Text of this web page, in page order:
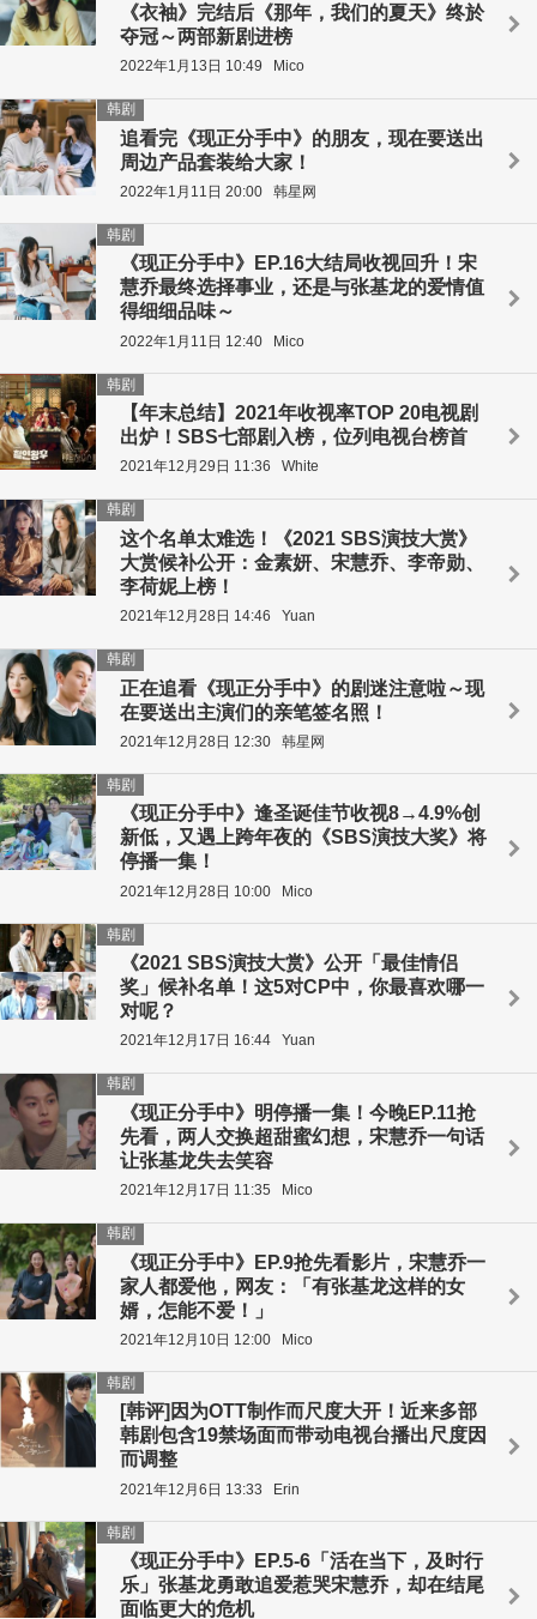
《衣袖》完结后《那年，我们的夏天》终於
夺冠～两部新剧进榜
2022年1月13日 10:49 Mico
追看完《现正分手中》的朋友，现在要送出
周边产品套装给大家！
韩剧
2022年1月11日 20:00 韩星网
《现正分手中》EP.16大结局收视回升！宋
慧乔最终选择事业，还是与张基龙的爱情值
得细细品味～
韩剧
2022年1月11日 12:40 Mico
【年末总结】2021年收视率TOP 20电视剧
出炉！SBS七部剧入榜，位列电视台榜首
韩剧
2021年12月29日 11:36 White
这个名单太难选！《2021 SBS演技大赏》
大赏候补公开：金素妍、宋慧乔、李帝勋、
李荷妮上榜！
韩剧
2021年12月28日 14:46 Yuan
正在追看《现正分手中》的剧迷注意啦～现
在要送出主演们的亲笔签名照！
韩剧
2021年12月28日 12:30 韩星网
《现正分手中》逢圣诞佳节收视8→4.9%创
新低，又遇上跨年夜的《SBS演技大奖》将
停播一集！
韩剧
2021年12月28日 10:00 Mico
《2021 SBS演技大赏》公开「最佳情侣
奖」候补名单！这5对CP中，你最喜欢哪一
对呢？
韩剧
2021年12月17日 16:44 Yuan
《现正分手中》明停播一集！今晚EP.11抢
先看，两人交换超甜蜜幻想，宋慧乔一句话
让张基龙失去笑容
韩剧
2021年12月17日 11:35 Mico
《现正分手中》EP.9抢先看影片，宋慧乔一
家人都爱他，网友：「有张基龙这样的女
婿，怎能不爱！」
韩剧
2021年12月10日 12:00 Mico
[韩评]因为OTT制作而尺度大开！近来多部
韩剧包含19禁场面而带动电视台播出尺度因
而调整
韩剧
2021年12月6日 13:33 Erin
《现正分手中》EP.5-6「活在当下，及时行
乐」张基龙勇敢追爱惹哭宋慧乔，却在结尾
面临更大的危机
韩剧